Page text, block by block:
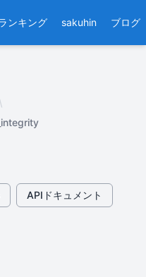
ンキング sakuhin ブログ
APIドキュメント